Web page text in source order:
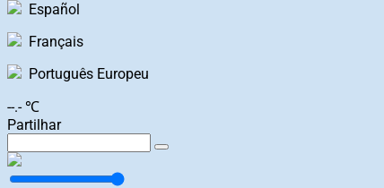
Español
Français
Português Europeu
--.- ℃
Partilhar